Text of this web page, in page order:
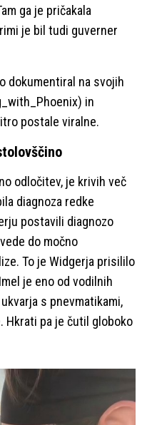
ga je pričakala
je bil tudi guverner
dokumentiral na svojih
in
postale viralne.
odločitev, je krivih več
diagnoza redke
postavili diagnozo
do močno
To je Widgerja prisililo
je eno od vodilnih
s pnevmatikami,
Hkrati pa je čutil globoko